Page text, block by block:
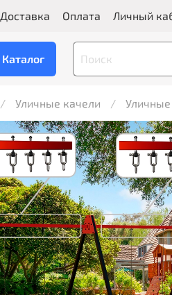
Доставка Оплата Личный
Каталог
Уличные качели